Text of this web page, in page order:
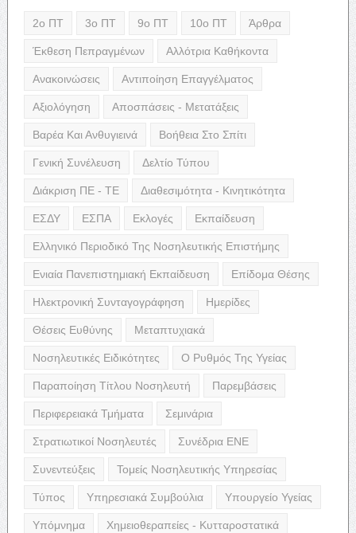
2ο ΠΤ 3ο ΠΤ 9ο ΠΤ 10ο ΠΤ Άρθρα
Έκθεση Πεπραγμένων Αλλότρια Καθήκοντα
Ανακοινώσεις Αντιποίηση Επαγγέλματος
Αξιολόγηση Αποσπάσεις - Μετατάξεις
Βαρέα Και Ανθυγιεινά Βοήθεια Στο Σπίτι
Γενική Συνέλευση Δελτίο Τύπου
Διάκριση ΠΕ - ΤΕ Διαθεσιμότητα - Κινητικότητα
ΕΣΔΥ ΕΣΠΑ Εκλογές Εκπαίδευση
Ελληνικό Περιοδικό Της Νοσηλευτικής Επιστήμης
Ενιαία Πανεπιστημιακή Εκπαίδευση Επίδομα Θέσης
Ηλεκτρονική Συνταγογράφηση Ημερίδες
Θέσεις Ευθύνης Μεταπτυχιακά
Νοσηλευτικές Ειδικότητες Ο Ρυθμός Της Υγείας
Παραποίηση Τίτλου Νοσηλευτή Παρεμβάσεις
Περιφερειακά Τμήματα Σεμινάρια
Στρατιωτικοί Νοσηλευτές Συνέδρια ΕΝΕ
Συνεντεύξεις Τομείς Νοσηλευτικής Υπηρεσίας
Τύπος Υπηρεσιακά Συμβούλια Υπουργείο Υγείας
Υπόμνημα Χημειοθεραπείες - Κυτταροστατικά